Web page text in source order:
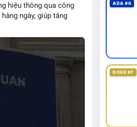
hiệu thông qua công
ngày, giúp tăng
ADA #6
DOGE #7